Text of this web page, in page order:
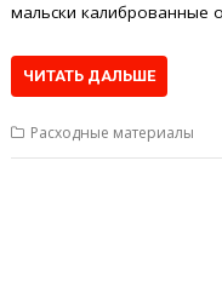
мальски калиброванные
ЧИТАТЬ ДАЛЬШЕ
Расходные материалы